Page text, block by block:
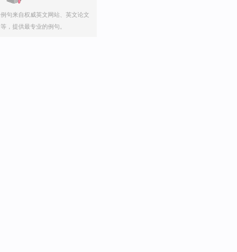
例句来自权威英文网站、英文论文
等，提供最专业的例句。